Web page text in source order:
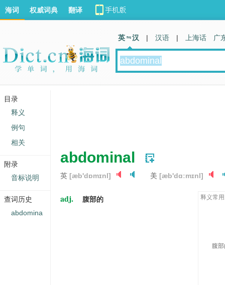
abdominal
英 [æb'dɒmɪnl] 美 [æb'dɑːmɪnl]
adj. 腹部的 释义常
腹
海词 权威词典 翻译
英 汉 | 汉语 | 上海话 广
目录
释义
例句
相关
附录
音标说明
查词历史
abdomina